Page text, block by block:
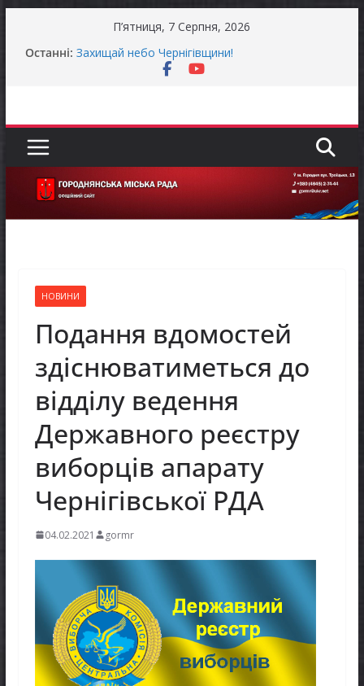
П’ятниця, 7 Серпня, 2026
Останні: Захищай небо Чернігівщини!
Батьки майбутніх першокласників уже можуть
Як отримати компенсацію за товари, придбані
Уповноважений Верховної Ради України з
прав людини проводить опитування щодо
реалізації права осіб з інвалідністю на працю
НОВИНИ
Подання вдомостей
здіснюватиметься до
відділу ведення
Державного реєстру
виборців апарату
Чернігівської РДА
04.02.2021 gormr